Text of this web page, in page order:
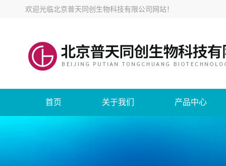
欢迎光临北京普天同创生物科技有限公司网站！
首页 关于我们 产品中心